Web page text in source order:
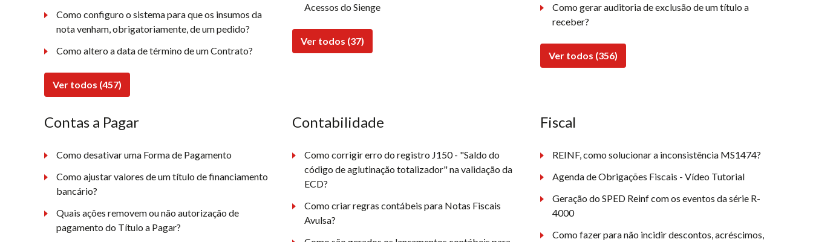
Como configuro o sistema para que os insumos da
nota venham, obrigatoriamente, de um pedido?
Como altero a data de término de um Contrato?
Ver todos (457)
Acessos do Sienge
Ver todos (37)
Como gerar auditoria de exclusão de um título a
receber?
Ver todos (356)
Contas a Pagar
Como desativar uma Forma de Pagamento
Como ajustar valores de um título de financiamento
bancário?
Quais ações removem ou não autorização de
pagamento do Título a Pagar?
Contabilidade
Como corrigir erro do registro J150 - "Saldo do
código de aglutinação totalizador" na validação da
ECD?
Como criar regras contábeis para Notas Fiscais
Avulsa?
Fiscal
REINF, como solucionar a inconsistência MS1474?
Agenda de Obrigações Fiscais - Vídeo Tutorial
Geração do SPED Reinf com os eventos da série R-
4000
Como fazer para não incidir descontos, acréscimos,